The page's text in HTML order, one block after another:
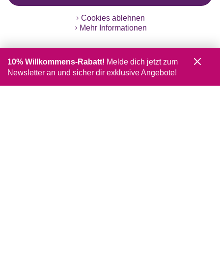
Cookies ablehnen
Mehr Informationen
10% Willkommens-Rabatt! Melde dich jetzt zum
Newsletter an und sicher dir exklusive Angebote!